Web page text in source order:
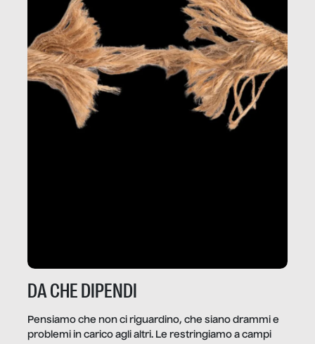
DA CHE DIPENDI
Pensiamo che non ci riguardino, che siano drammi e
problemi in carico agli altri. Le restringiamo a campi